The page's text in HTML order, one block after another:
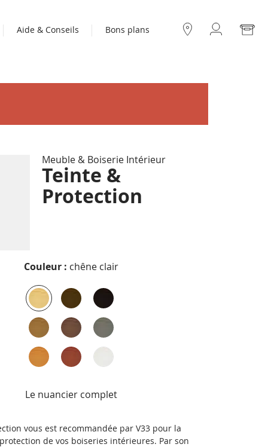
Aide & Conseils
Bons plans
Meuble & Boiserie Intérieur
Teinte &
Protection
Couleur : chêne clair
Le nuancier complet
vous est recommandée par V33 pour la
de vos boiseries intérieures. Par son